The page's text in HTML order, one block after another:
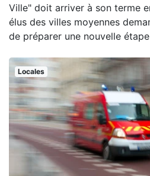
Ville" doit arriver à son terme
élus des villes moyennes
de préparer une nouvelle
Locales